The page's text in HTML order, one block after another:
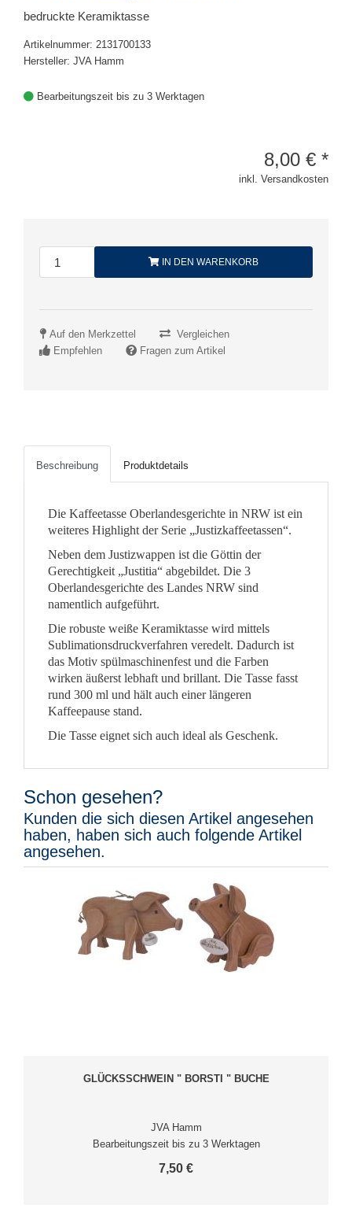
bedruckte Keramiktasse
Artikelnummer: 2131700133
Hersteller: JVA Hamm
Bearbeitungszeit bis zu 3 Werktagen
8,00 € *
inkl. Versandkosten
IN DEN WARENKORB
Auf den Merkzettel
Vergleichen
Empfehlen
Fragen zum Artikel
Beschreibung Produktdetails
Die Kaffeetasse Oberlandesgerichte in NRW ist ein
weiteres Highlight der Serie „Justizkaffeetassen“.
Neben dem Justizwappen ist die Göttin der
Gerechtigkeit „Justitia“ abgebildet. Die 3
Oberlandesgerichte des Landes NRW sind
namentlich aufgeführt.
Die robuste weiße Keramiktasse wird mittels
Sublimationsdruckverfahren veredelt. Dadurch ist
das Motiv spülmaschinenfest und die Farben
wirken äußerst lebhaft und brillant. Die Tasse fasst
rund 300 ml und hält auch einer längeren
Kaffeepause stand.
Die Tasse eignet sich auch ideal als Geschenk.
Schon gesehen?
Kunden die sich diesen Artikel angesehen
haben, haben sich auch folgende Artikel
angesehen.
GLÜCKSSCHWEIN " BORSTI " BUCHE
JVA Hamm
Bearbeitungszeit bis zu 3 Werktagen
7,50 €